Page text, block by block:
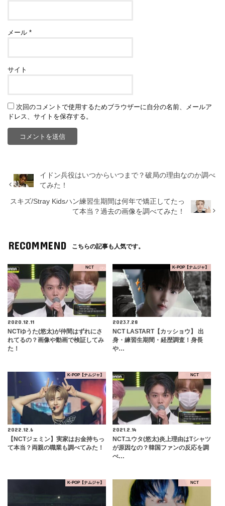
メール*
サイト
次回のコメントで使用するためブラウザーに自分の名前、メールア
ドレス、サイトを保存する。
イドン兵役はいつからいつまで？破局の理由なのか調べ
てみた！
スキズ/Stray Kidsハン練習生期間は何年で矯正してたっ
て本当？過去の画像を調べてみた！
RECOMMEND こちらの記事も人気です。
NCT
2020.12.11
NCTゆうた(悠太)が仲間はずれにさ
れてるの？画像や動画で検証してみ
た！
K-POP【ナムジャ】
2023.7.28
NCT LASTART【カッショウ】 出
身・練習生期間・経歴調査！身長
や…
K-POP【ナムジャ】
2022.12.6
【NCTジェミン】実家はお金持ちっ
て本当？両親の職業も調べてみた！
NCT
2021.2.14
NCTユウタ(悠太)炎上理由はTシャツ
が原因なの？韓国ファンの反応を調
べ…
K-POP【ナムジャ】 NCT